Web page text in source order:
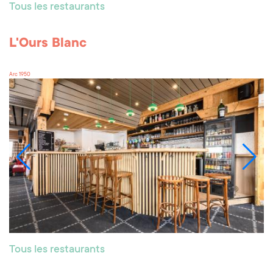
Tous les restaurants
L'Ours Blanc
Arc 1950
Tous les restaurants